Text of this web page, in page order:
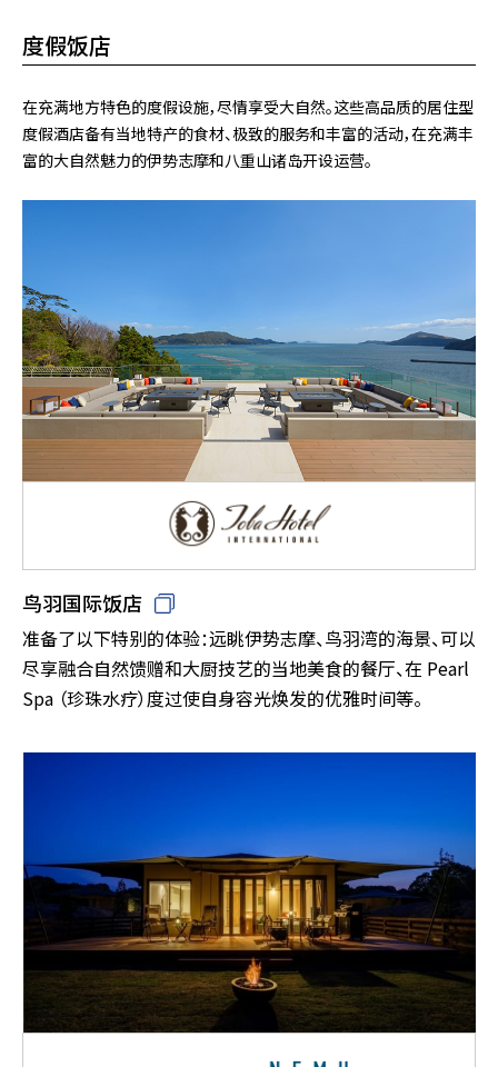
度假饭店
在充满地方特色的度假设施，尽情享受大自然。这些高品质的居住型
度假酒店备有当地特产的食材、极致的服务和丰富的活动，在充满丰
富的大自然魅力的伊势志摩和八重山诸岛开设运营。
鸟羽国际饭店
准备了以下特别的体验：远眺伊势志摩、鸟羽湾的海景、可以
尽享融合自然馈赠和大厨技艺的当地美食的餐厅、在 Pearl
Spa （珍珠水疗）度过使自身容光焕发的优雅时间等。